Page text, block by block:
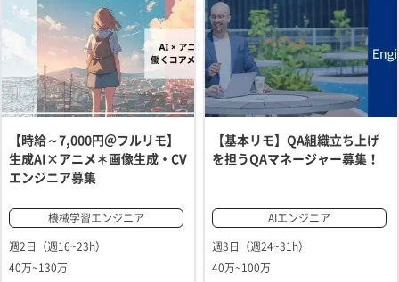
【時給～7,000円＠フルリモ】
生成AI×アニメ＊画像生成・CV
エンジニア募集
機械学習エンジニア
週2日（週16~23h）
40万~130万
【基本リモ】QA組織立ち上げ
を担うQAマネージャー募集！
AIエンジニア
週3日（週24~31h）
40万~100万